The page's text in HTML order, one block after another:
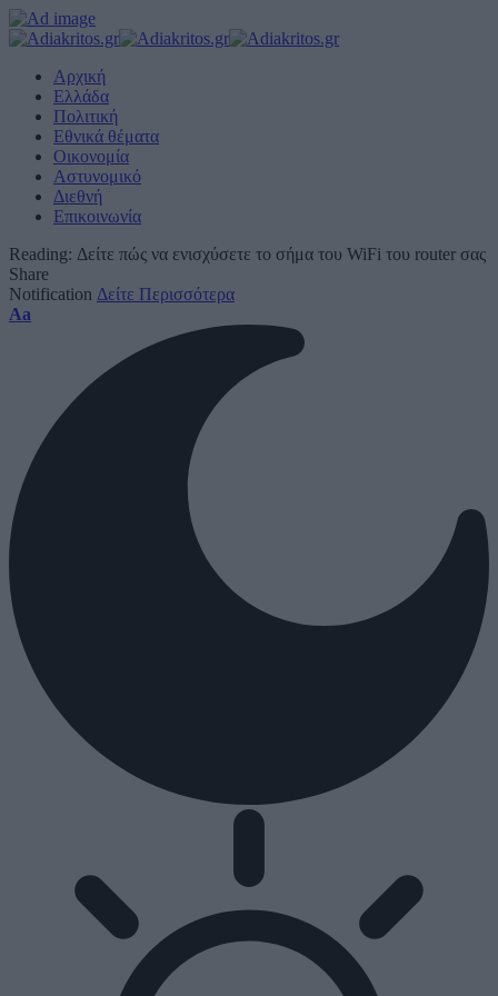
Αρχική
Ελλάδα
Πολιτική
Εθνικά θέματα
Οικονομία
Αστυνομικό
Διεθνή
Επικοινωνία
Reading: Δείτε πώς να ενισχύσετε το σήμα του WiFi του router σας
Share
Notification Δείτε Περισσότερα
Font
Aa